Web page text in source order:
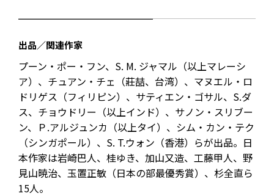
出品／関連作家
プーン・ポー・フン、S. M. ジャマル（以上マレーシ
ア）、チュアン・チェ（莊喆、台湾）、マヌエル・ロ
ドリゲス（フィリピン）、サティエン・ゴサル、S.ダ
ス、チョウドリー（以上インド）、サノン・スリブー
ン、Ｐ.アルジュンカ（以上タイ）、シム・カン・テク
（シンガポール）、S. T.ウォン（香港）らが出品。日
本作家は岩崎巴人、桂ゆき、加山又造、工藤甲人、野
見山暁治、玉置正敏（日本の部最優秀賞）、杉全直ら
15人。